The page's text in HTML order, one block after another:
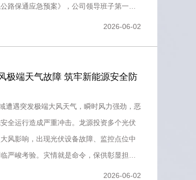
路保通应急预案》，公司领导班子第一时
2026-06-02
极端天气故障 筑牢新能源安全防
遭遇突发极端大风天气，瞬时风力强劲，恶
全运行造成严重冲击。龙源投资多个光伏
风影响，出现光伏设备故障、监控点位中
严峻考验。灾情就是命令，保供彰显担
2026-06-02